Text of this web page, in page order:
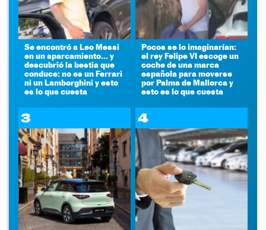
Se encontró a Leo Messi
en un aparcamiento... y
descubrió la bestia que
conduce: no es un Ferrari
ni un Lamborghini y esto
es lo que cuesta
Pocos se lo imaginarían:
el rey Felipe VI escoge un
coche de una marca
española para moverse
por Palma de Mallorca y
esto es lo que cuesta
3 4